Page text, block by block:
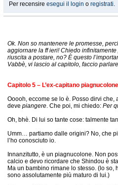
Per recensire esegui il login o registrati.
Ok. Non so mantenere le promesse,
aggiornare la ff ieri! Chiedo
riuscita a postare, no? È questo
Vabbè, vi lascio al capitolo, faccio
Capitolo 5 – L’ex-capitano
Ooooh, eccome se lo è. Posso dirvi che,
deve piangere. Che poi, mi chiedo: Per
Oh, bhè. Di lui so tante cose: talmente
Umm… partiamo dalle origini? No, che
l’ho conosciuto io.
Innanzitutto, è un piagnucolone. Non
calcio e devo ricordare che Shindou è
Ma un bambino rimane lo stesso. (lo so,
sono assolutamente più maturo di lui.)